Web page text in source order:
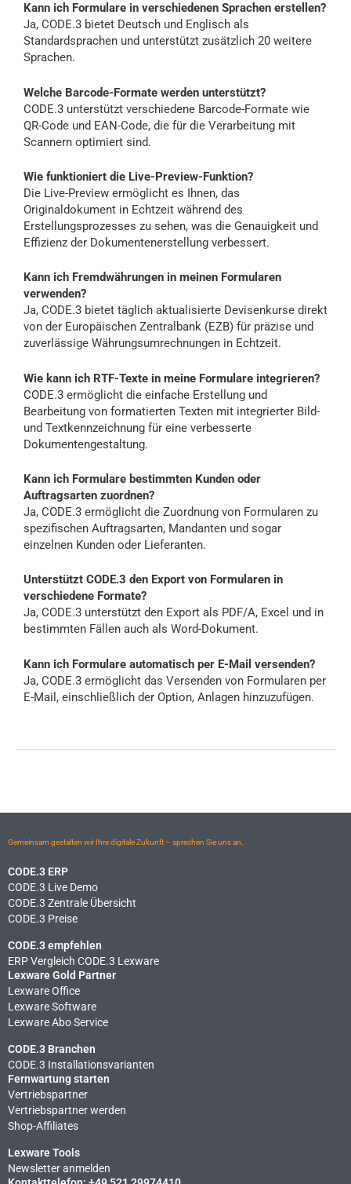
Kann ich Formulare in verschiedenen Sprachen erstellen?
Ja, CODE.3 bietet Deutsch und Englisch als
Standardsprachen und unterstützt zusätzlich 20 weitere
Sprachen.
Welche Barcode-Formate werden unterstützt?
CODE.3 unterstützt verschiedene Barcode-Formate wie
QR-Code und EAN-Code, die für die Verarbeitung mit
Scannern optimiert sind.
Wie funktioniert die Live-Preview-Funktion?
Die Live-Preview ermöglicht es Ihnen, das
Originaldokument in Echtzeit während des
Erstellungsprozesses zu sehen, was die Genauigkeit und
Effizienz der Dokumentenerstellung verbessert.
Kann ich Fremdwährungen in meinen Formularen
verwenden?
Ja, CODE.3 bietet täglich aktualisierte Devisenkurse direkt
von der Europäischen Zentralbank (EZB) für präzise und
zuverlässige Währungsumrechnungen in Echtzeit.
Wie kann ich RTF-Texte in meine Formulare integrieren?
CODE.3 ermöglicht die einfache Erstellung und
Bearbeitung von formatierten Texten mit integrierter Bild-
und Textkennzeichnung für eine verbesserte
Dokumentengestaltung.
Kann ich Formulare bestimmten Kunden oder
Auftragsarten zuordnen?
Ja, CODE.3 ermöglicht die Zuordnung von Formularen zu
spezifischen Auftragsarten, Mandanten und sogar
einzelnen Kunden oder Lieferanten.
Unterstützt CODE.3 den Export von Formularen in
verschiedene Formate?
Ja, CODE.3 unterstützt den Export als PDF/A, Excel und in
bestimmten Fällen auch als Word-Dokument.
Kann ich Formulare automatisch per E-Mail versenden?
Ja, CODE.3 ermöglicht das Versenden von Formularen per
E-Mail, einschließlich der Option, Anlagen hinzuzufügen.
Gemeinsam gestalten wir Ihre digitale Zukunft – sprechen Sie uns an.
CODE.3 ERP
CODE.3 Live Demo
CODE.3 Zentrale Übersicht
CODE.3 Preise
CODE.3 empfehlen
ERP Vergleich CODE.3 Lexware
Lexware Gold Partner
Lexware Office
Lexware Software
Lexware Abo Service
CODE.3 Branchen
CODE.3 Installationsvarianten
Fernwartung starten
Vertriebspartner
Vertriebspartner werden
Shop-Affiliates
Lexware Tools
Newsletter anmelden